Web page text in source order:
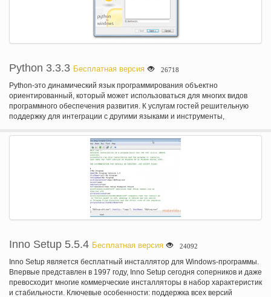
Python 3.3.3 Бесплатная версия 26718
Python-это динамический язык программирования объектно
ориентированный, который может использоваться для многих видов
программного обеспечения развития. К услугам гостей решительную
поддержку для интеграции с другими языками и инструменты,
извлечены в течение нескольких дней. Многие программисты Python
отчет значительные производительности и чувствовать язык поощряет
развитие более высокого качества, более простой в сопровождении код.
Python работает на Windows, Linux/Unix, Mac OS X, OS/2, Amiga,
карманных компьютеров Palm и Nokia мобильных телефонов. Python
также была портирована на виртуальных машин Java и .NET. Python
распространяется под лицензией OSI-утвержден открытым исходным
кодом, что делает его свободно использовать, даже для коммерческих
продуктов.
Inno Setup 5.5.4 Бесплатная версия 24092
Inno Setup является бесплатный инсталлятор для Windows-программы.
Впервые представлен в 1997 году, Inno Setup сегодня соперников и даже
превосходит многие коммерческие инсталляторы в набор характеристик
и стабильности. Ключевые особенности: поддержка всех версий